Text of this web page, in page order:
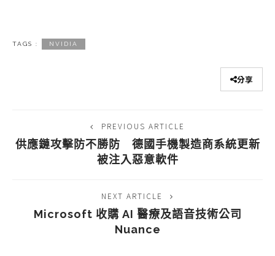
TAGS : NVIDIA
分享
PREVIOUS ARTICLE
供應鏈攻擊防不勝防 德國手機製造商系統更新
被注入惡意軟件
NEXT ARTICLE
Microsoft 收購 AI 醫療及語音技術公司
Nuance